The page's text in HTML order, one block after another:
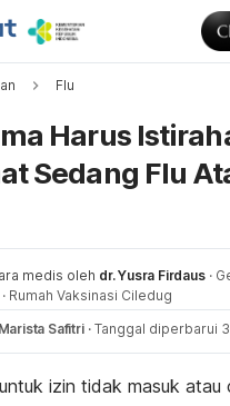
Flu
Harus
Sedang Flu
medis oleh dr. Yusra Firdaus ·
· Rumah Vaksinasi Ciledug
Safitri · Tanggal diperbarui
izin tidak masuk atau